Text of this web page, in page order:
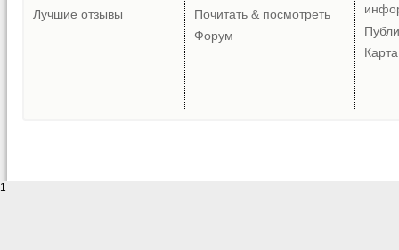
Лучшие отзывы
Почитать & посмотреть
Форум
1